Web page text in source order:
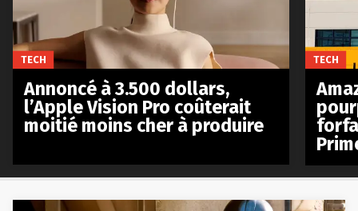
TECH
Annoncé à 3.500 dollars,
l’Apple Vision Pro coûterait
moitié moins cher à produire
TECH